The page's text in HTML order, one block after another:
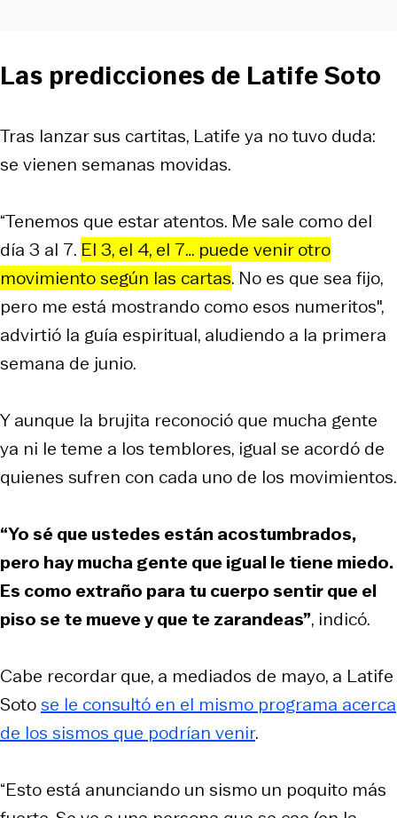
Las predicciones de Latife Soto
Tras lanzar sus cartitas, Latife ya no tuvo duda:
se vienen semanas movidas.
“Tenemos que estar atentos. Me sale como del
día 3 al 7. El 3, el 4, el 7… puede venir otro
movimiento según las cartas. No es que sea fijo,
pero me está mostrando como esos numeritos",
advirtió la guía espiritual, aludiendo a la primera
semana de junio.
Y aunque la brujita reconoció que mucha gente
ya ni le teme a los temblores, igual se acordó de
quienes sufren con cada uno de los movimientos.
“Yo sé que ustedes están acostumbrados,
pero hay mucha gente que igual le tiene miedo.
Es como extraño para tu cuerpo sentir que el
piso se te mueve y que te zarandeas”, indicó.
Cabe recordar que, a mediados de mayo, a Latife
Sotose le consultó en el mismo programa acerca
de los sismos que podrían venir.
“Esto está anunciando un sismo un poquito más